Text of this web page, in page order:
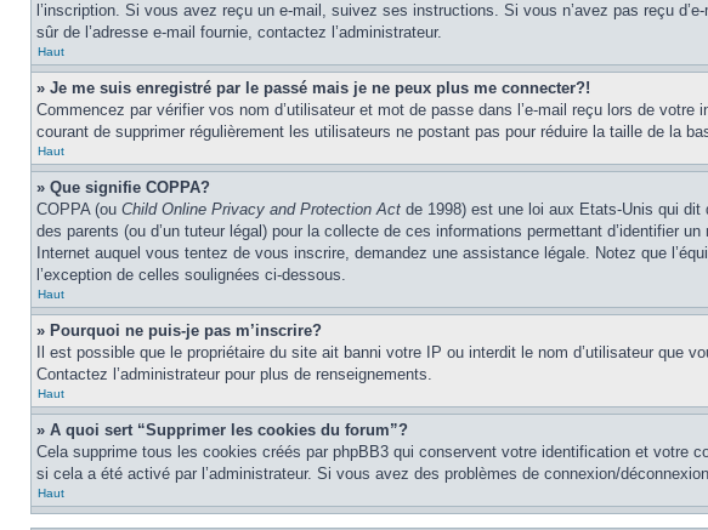
l’inscription. Si vous avez reçu un e-mail, suivez ses instructions. Si vous n’avez pas reçu
sûr de l’adresse e-mail fournie, contactez l’administrateur.
Haut
» Je me suis enregistré par le passé mais je ne peux plus me connecter?!
Commencez par vérifier vos nom d’utilisateur et mot de passe dans l’e-mail reçu lors de
courant de supprimer régulièrement les utilisateurs ne postant pas pour réduire la taille de la
Haut
» Que signifie COPPA?
COPPA (ou Child Online Privacy and Protection Act de 1998) est une loi aux Etats-Unis qui
des parents (ou d’un tuteur légal) pour la collecte de ces informations permettant d’identifier
Internet auquel vous tentez de vous inscrire, demandez une assistance légale. Notez que
l’exception de celles soulignées ci-dessous.
Haut
» Pourquoi ne puis-je pas m’inscrire?
Il est possible que le propriétaire du site ait banni votre IP ou interdit le nom d’utilisateur que
Contactez l’administrateur pour plus de renseignements.
Haut
» A quoi sert “Supprimer les cookies du forum”?
Cela supprime tous les cookies créés par phpBB3 qui conservent votre identification et votre
si cela a été activé par l’administrateur. Si vous avez des problèmes de connexion/
Haut